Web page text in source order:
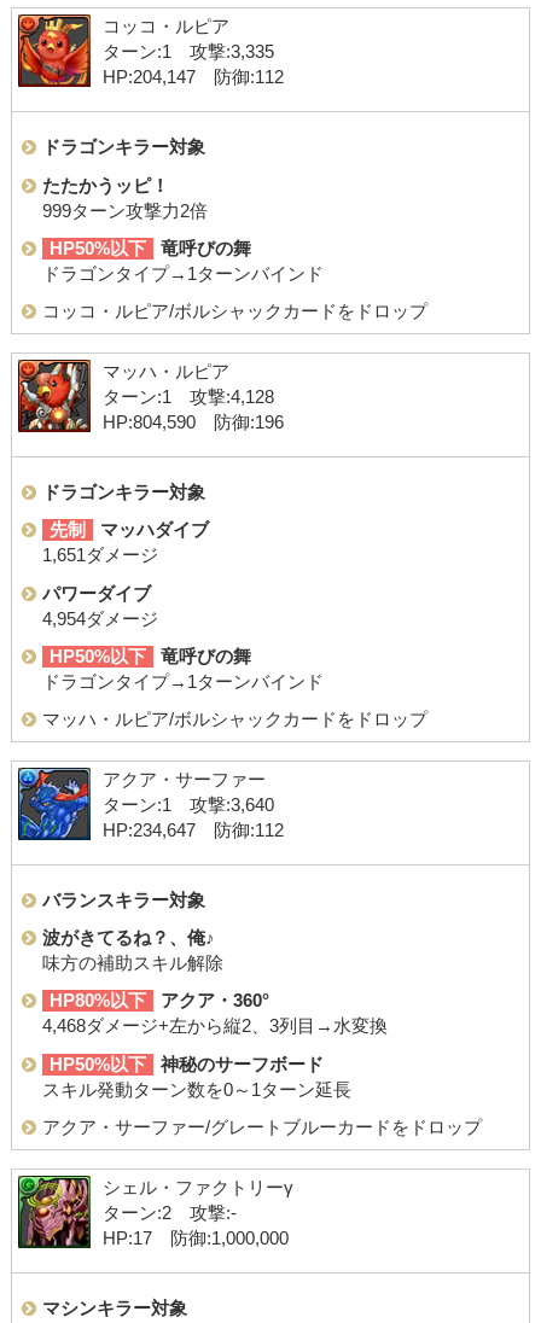
コッコ・ルピア
ターン:1 攻撃:3,335
HP:204,147 防御:112
ドラゴンキラー対象
たたかうッピ！
999ターン攻撃力2倍
HP50%以下
竜呼びの舞
ドラゴンタイプ→1ターンバインド
コッコ・ルピア/ボルシャックカードをドロップ
マッハ・ルピア
ターン:1 攻撃:4,128
HP:804,590 防御:196
ドラゴンキラー対象
先制
マッハダイブ
1,651ダメージ
パワーダイブ
4,954ダメージ
HP50%以下
竜呼びの舞
ドラゴンタイプ→1ターンバインド
マッハ・ルピア/ボルシャックカードをドロップ
アクア・サーファー
ターン:1 攻撃:3,640
HP:234,647 防御:112
バランスキラー対象
波がきてるね？、俺♪
味方の補助スキル解除
HP80%以下
アクア・360°
4,468ダメージ+左から縦2、3列目→水変換
HP50%以下
神秘のサーフボード
スキル発動ターン数を0～1ターン延長
アクア・サーファー/グレートブルーカードをドロップ
シェル・ファクトリーγ
ターン:2 攻撃:-
HP:17 防御:1,000,000
マシンキラー対象